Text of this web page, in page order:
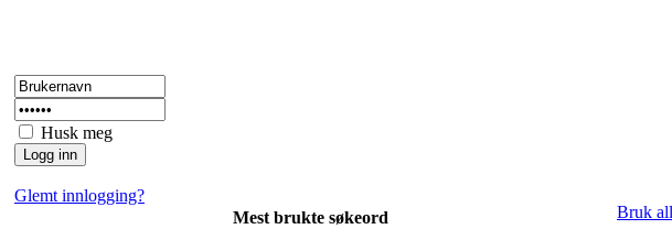
Husk meg
Glemt innlogging?
Mest brukte søkeord
Bruk